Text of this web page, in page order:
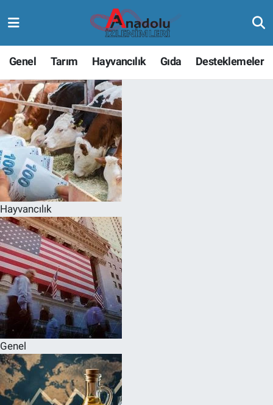
Genel Tarım Hayvancılık Gıda Desteklemeler
Hayvancılık
Genel